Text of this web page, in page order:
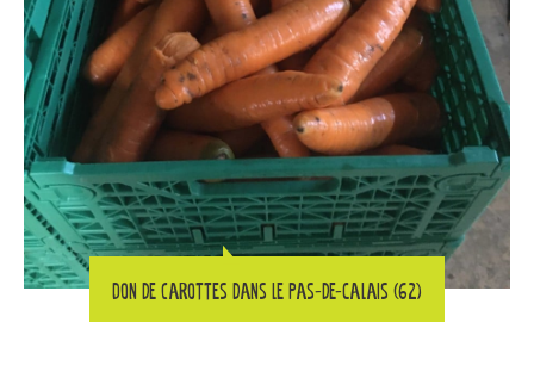
Don de carottes dans le Pas-de-Calais (62)